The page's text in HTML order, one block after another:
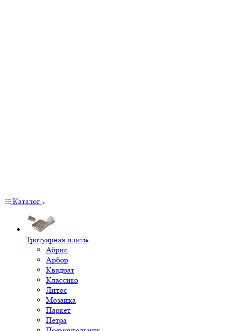
Каталог
Тротуарная плита
Абрис
Арбор
Квадрат
Классико
Литос
Мозаика
Паркет
Петра